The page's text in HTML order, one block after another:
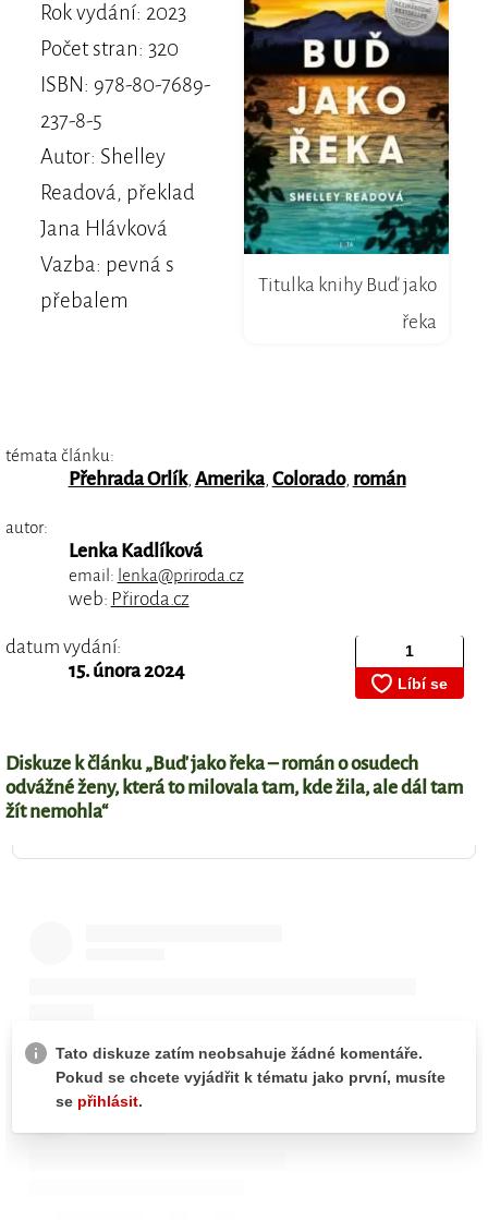
Titulka knihy Buď jako
řeka
Rok vydání: 2023
Počet stran: 320
ISBN: 978-80-7689-
237-8-5
Autor: Shelley
Readová, překlad
Jana Hlávková
Vazba: pevná s
přebalem
témata článku:
Přehrada Orlík, Amerika, Colorado, román
autor:
Lenka Kadlíková
email: lenka@priroda.cz
web: Přiroda.cz
datum vydání:
15. února 2024
Diskuze k článku „Buď jako řeka – román o osudech
odvážné ženy, která to milovala tam, kde žila, ale dál tam
žít nemohla“